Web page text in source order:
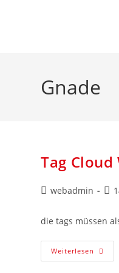
Gnade
Tag
Beitrags-
webadmin
die tags müssen
Weiterlesen Tag
Cloud